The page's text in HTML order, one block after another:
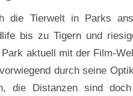
die Tierwelt in Parks
bis zu Tigern und
aktuell mit der Film-
durch seine
die Distanzen sind